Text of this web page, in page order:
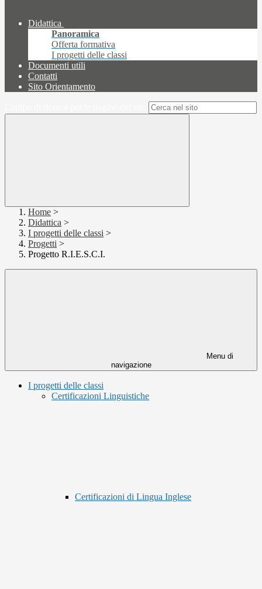
Didattica
Panoramica
Offerta formativa
I progetti delle classi
Documenti utili
Contatti
Sito Orientamento
Home >
Didattica >
I progetti delle classi >
Progetti >
Progetto R.I.E.S.C.I.
Menu di
navigazione
I progetti delle classi
Certificazioni Linguistiche
Certificazioni di Lingua Inglese